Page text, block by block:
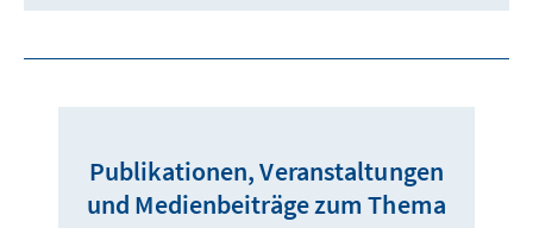
Publikationen, Veranstaltungen
und Medienbeiträge zum Thema